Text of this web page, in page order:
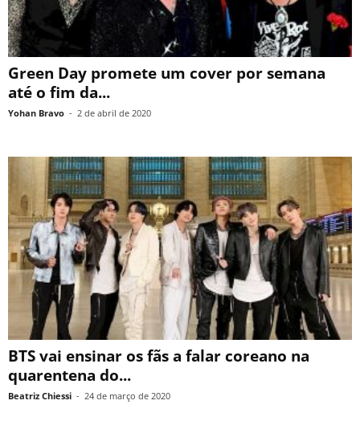
Green Day promete um cover por semana
até o fim da...
Yohan Bravo - 2 de abril de 2020
BTS vai ensinar os fãs a falar coreano na
quarentena do...
Beatriz Chiessi - 24 de março de 2020